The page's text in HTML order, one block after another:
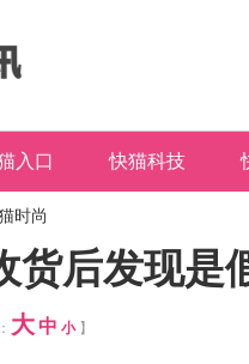
入口 快猫科技
时尚
货后发现是
大 中 小】